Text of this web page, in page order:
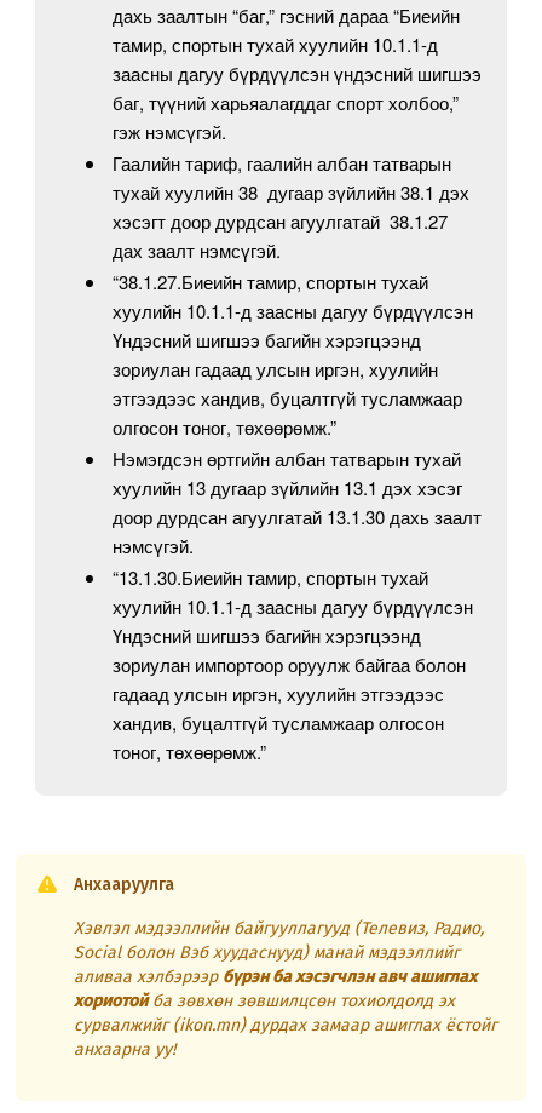
дахь заалтын “баг,” гэсний дараа “Биеийн
тамир, спортын тухай хуулийн 10.1.1-д
заасны дагуу бүрдүүлсэн үндэсний шигшээ
баг, түүний харьяалагддаг спорт холбоо,”
гэж нэмсүгэй.
Гаалийн тариф, гаалийн албан татварын
тухай хуулийн 38 дугаар зүйлийн 38.1 дэх
хэсэгт доор дурдсан агуулгатай 38.1.27
дах заалт нэмсүгэй.
“38.1.27.Биеийн тамир, спортын тухай
хуулийн 10.1.1-д заасны дагуу бүрдүүлсэн
Үндэсний шигшээ багийн хэрэгцээнд
зориулан гадаад улсын иргэн, хуулийн
этгээдээс хандив, буцалтгүй тусламжаар
олгосон тоног, төхөөрөмж.”
Нэмэгдсэн өртгийн албан татварын тухай
хуулийн 13 дугаар зүйлийн 13.1 дэх хэсэг
доор дурдсан агуулгатай 13.1.30 дахь заалт
нэмсүгэй.
“13.1.30.Биеийн тамир, спортын тухай
хуулийн 10.1.1-д заасны дагуу бүрдүүлсэн
Үндэсний шигшээ багийн хэрэгцээнд
зориулан импортоор оруулж байгаа болон
гадаад улсын иргэн, хуулийн этгээдээс
хандив, буцалтгүй тусламжаар олгосон
тоног, төхөөрөмж.”
Анхааруулга
Хэвлэл мэдээллийн байгууллагууд (Телевиз, Радио,
Social болон Вэб хуудаснууд) манай мэдээллийг
аливаа хэлбэрээр бүрэн ба хэсэгчлэн авч ашиглах
хориотойба зөвхөн зөвшилцсөн тохиолдолд эх
сурвалжийг (ikon.mn) дурдах замаар ашиглах ёстойг
анхаарна уу!